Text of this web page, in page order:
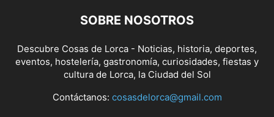
SOBRE NOSOTROS
Descubre Cosas de Lorca - Noticias, historia, deportes,
eventos, hostelería, gastronomía, curiosidades, fiestas y
cultura de Lorca, la Ciudad del Sol
Contáctanos: cosasdelorca@gmail.com